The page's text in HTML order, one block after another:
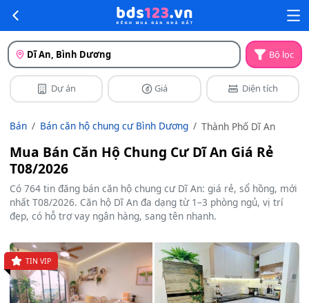
Dĩ An, Bình Dương Bộ lọc
Dự án Giá Diện tích
Bán Bán căn hộ chung cư Bình Dương Thành Phố Dĩ An
Mua Bán Căn Hộ Chung Cư Dĩ An Giá Rẻ
T08/2026
Có 764 tin đăng bán căn hộ chung cư Dĩ An: giá rẻ, sổ hồng, mới
nhất T08/2026. Căn hộ Dĩ An đa dạng từ 1–3 phòng ngủ, vị trí
đẹp, có hỗ trợ vay ngân hàng, sang tên nhanh.
TIN VIP